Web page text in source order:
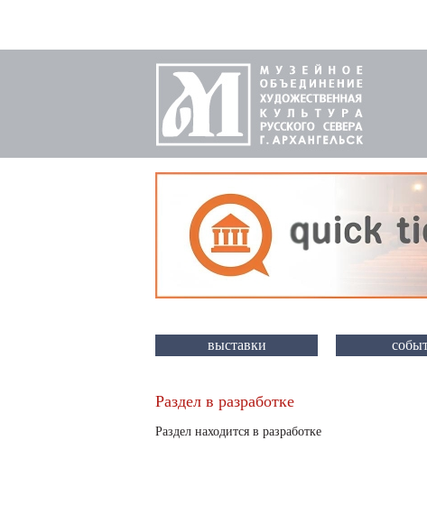
выставки
Раздел в разработке
Раздел находится в разработке